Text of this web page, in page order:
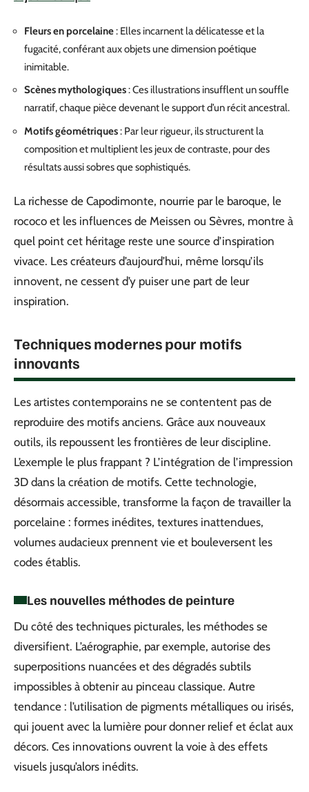
Fleurs en porcelaine: Elles incarnent la délicatesse et la
fugacité, conférant aux objets une dimension poétique
inimitable.
Scènes mythologiques: Ces illustrations insufflent un souffle
narratif, chaque pièce devenant le support d’un récit ancestral.
Motifs géométriques: Par leur rigueur, ils structurent la
composition et multiplient les jeux de contraste, pour des
résultats aussi sobres que sophistiqués.
La richesse de Capodimonte, nourrie par le baroque, le
rococo et les influences de Meissen ou Sèvres, montre à
quel point cet héritage reste une source d’inspiration
vivace. Les créateurs d’aujourd’hui, même lorsqu’ils
innovent, ne cessent d’y puiser une part de leur
inspiration.
Techniques modernes pour motifs
innovants
Les artistes contemporains ne se contentent pas de
reproduire des motifs anciens. Grâce aux nouveaux
outils, ils repoussent les frontières de leur discipline.
L’exemple le plus frappant ? L’intégration de l’impression
3D dans la création de motifs. Cette technologie,
désormais accessible, transforme la façon de travailler la
porcelaine : formes inédites, textures inattendues,
volumes audacieux prennent vie et bouleversent les
codes établis.
Les nouvelles méthodes de peinture
Du côté des techniques picturales, les méthodes se
diversifient. L’aérographie, par exemple, autorise des
superpositions nuancées et des dégradés subtils
impossibles à obtenir au pinceau classique. Autre
tendance : l’utilisation de pigments métalliques ou irisés,
qui jouent avec la lumière pour donner relief et éclat aux
décors. Ces innovations ouvrent la voie à des effets
visuels jusqu’alors inédits.